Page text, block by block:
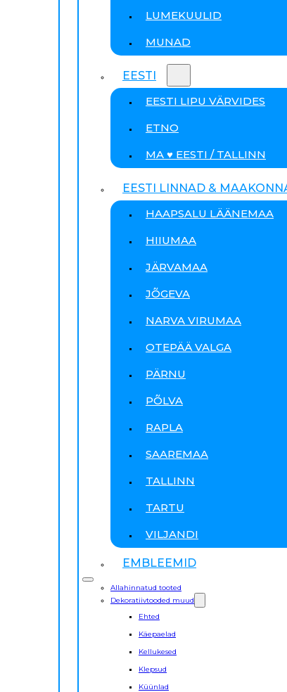
LUMEKUULID
MUNAD
EESTI
EESTI LIPU VÄRVIDES
ETNO
MA ♥ EESTI / TALLINN
EESTI LINNAD &
HAAPSALU LÄÄNEMAA
HIIUMAA
JÄRVAMAA
JÕGEVA
NARVA VIRUMAA
OTEPÄÄ VALGA
PÄRNU
PÕLVA
RAPLA
SAAREMAA
TALLINN
TARTU
VILJANDI
EMBLEEMID
Allahinnatud tooted
Dekoratiivtooded muud
Ehted
Käepaelad
Kellukesed
Klepsud
Küünlad